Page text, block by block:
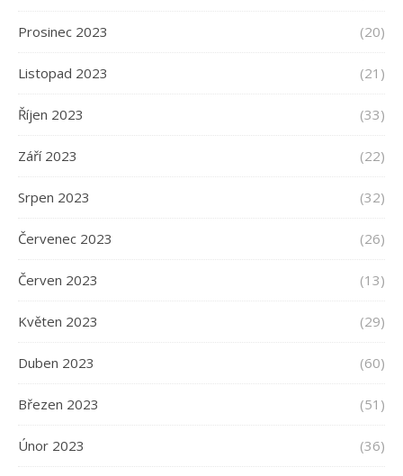
Prosinec 2023 (20)
Listopad 2023 (21)
Říjen 2023 (33)
Září 2023 (22)
Srpen 2023 (32)
Červenec 2023 (26)
Červen 2023 (13)
Květen 2023 (29)
Duben 2023 (60)
Březen 2023 (51)
Únor 2023 (36)